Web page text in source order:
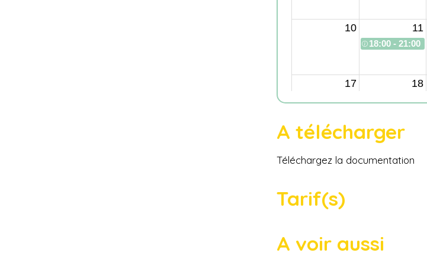
A télécharger
Téléchargez la documentation
Tarif(s)
A voir aussi